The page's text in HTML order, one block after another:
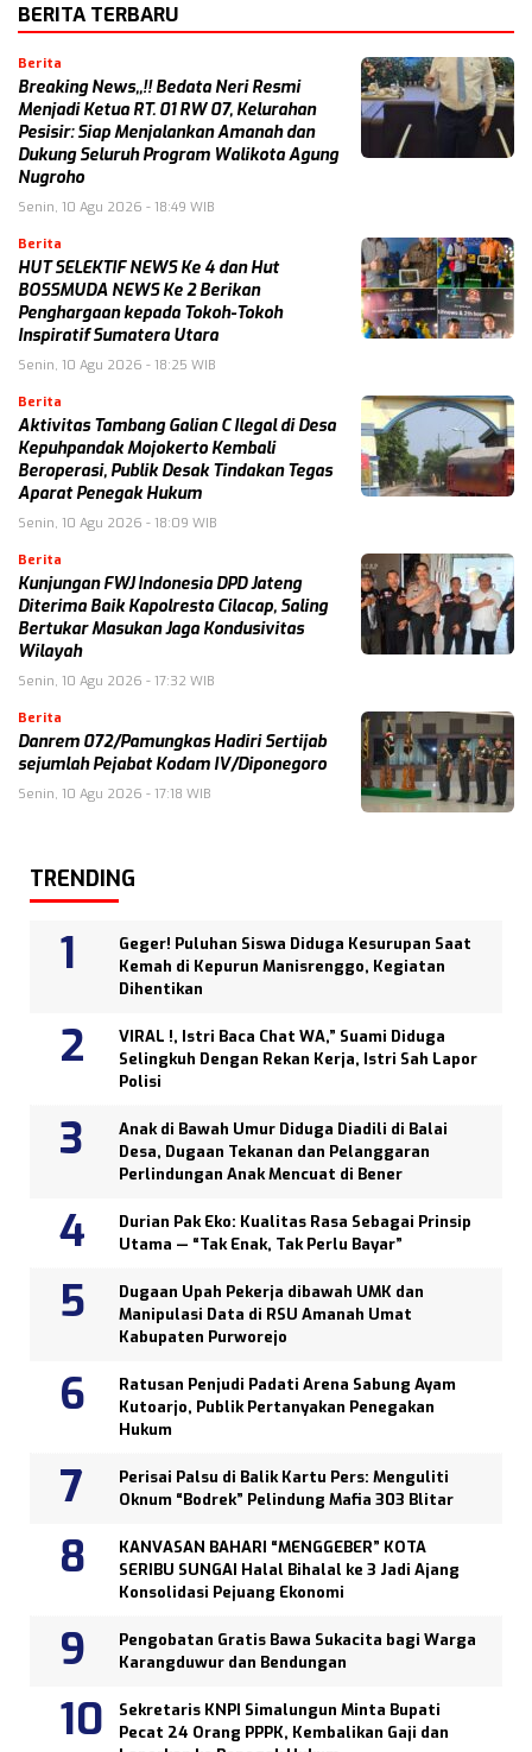
BERITA TERBARU
Berita
Breaking News,,!! Bedata Neri Resmi
Menjadi Ketua RT. 01 RW 07, Kelurahan
Pesisir: Siap Menjalankan Amanah dan
Dukung Seluruh Program Walikota Agung
Nugroho
Senin, 10 Agu 2026 - 18:49 WIB
Berita
HUT SELEKTIF NEWS Ke 4 dan Hut
BOSSMUDA NEWS Ke 2 Berikan
Penghargaan kepada Tokoh-Tokoh
Inspiratif Sumatera Utara
Senin, 10 Agu 2026 - 18:25 WIB
Berita
Aktivitas Tambang Galian C Ilegal di Desa
Kepuhpandak Mojokerto Kembali
Beroperasi, Publik Desak Tindakan Tegas
Aparat Penegak Hukum
Senin, 10 Agu 2026 - 18:09 WIB
Berita
Kunjungan FWJ Indonesia DPD Jateng
Diterima Baik Kapolresta Cilacap, Saling
Bertukar Masukan Jaga Kondusivitas
Wilayah
Senin, 10 Agu 2026 - 17:32 WIB
Berita
Danrem 072/Pamungkas Hadiri Sertijab
sejumlah Pejabat Kodam IV/Diponegoro
Senin, 10 Agu 2026 - 17:18 WIB
TRENDING
Geger! Puluhan Siswa Diduga Kesurupan Saat
Kemah di Kepurun Manisrenggo, Kegiatan
Dihentikan
VIRAL !, Istri Baca Chat WA,” Suami Diduga
Selingkuh Dengan Rekan Kerja, Istri Sah Lapor
Polisi
Anak di Bawah Umur Diduga Diadili di Balai
Desa, Dugaan Tekanan dan Pelanggaran
Perlindungan Anak Mencuat di Bener
Durian Pak Eko: Kualitas Rasa Sebagai Prinsip
Utama — “Tak Enak, Tak Perlu Bayar”
Dugaan Upah Pekerja dibawah UMK dan
Manipulasi Data di RSU Amanah Umat
Kabupaten Purworejo
Ratusan Penjudi Padati Arena Sabung Ayam
Kutoarjo, Publik Pertanyakan Penegakan
Hukum
Perisai Palsu di Balik Kartu Pers: Menguliti
Oknum “Bodrek” Pelindung Mafia 303 Blitar
KANVASAN BAHARI “MENGGEBER” KOTA
SERIBU SUNGAI Halal Bihalal ke 3 Jadi Ajang
Konsolidasi Pejuang Ekonomi
Pengobatan Gratis Bawa Sukacita bagi Warga
Karangduwur dan Bendungan
Sekretaris KNPI Simalungun Minta Bupati
Pecat 24 Orang PPPK, Kembalikan Gaji dan